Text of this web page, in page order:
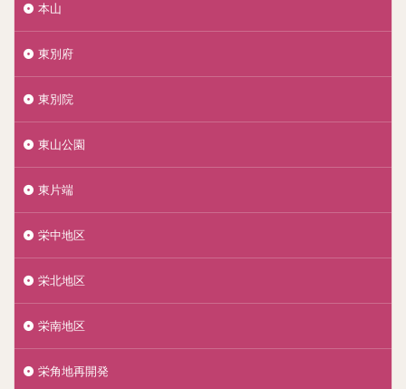
本山
東別府
東別院
東山公園
東片端
栄中地区
栄北地区
栄南地区
栄角地再開発